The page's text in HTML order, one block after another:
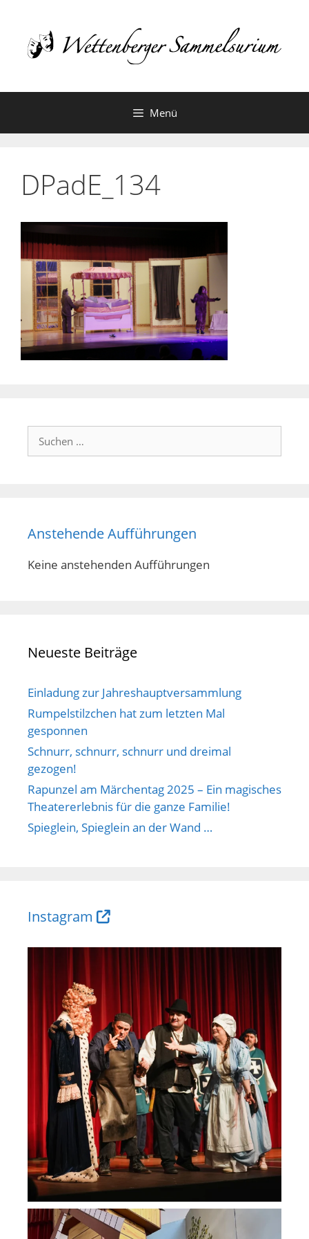
springen
Menü
DPadE_134
Suchen
nach:
Anstehende Aufführungen
Keine anstehenden Aufführungen
Neueste Beiträge
Einladung zur Jahreshauptversammlung
Rumpelstilzchen hat zum letzten Mal
gesponnen
Schnurr, schnurr, schnurr und dreimal
gezogen!
Rapunzel am Märchentag 2025 – Ein magisches
Theatererlebnis für die ganze Familie!
Spieglein, Spieglein an der Wand …
Instagram